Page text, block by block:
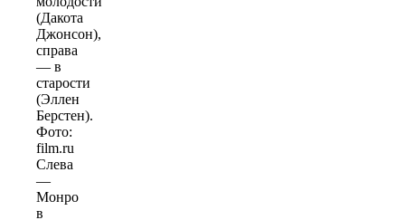
Слева
—
Монро
в